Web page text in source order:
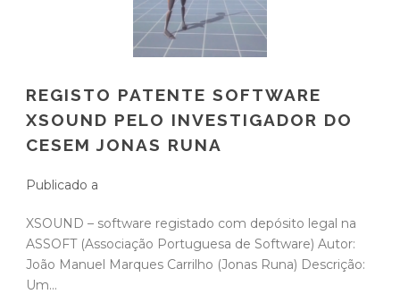
REGISTO PATENTE SOFTWARE
XSOUND PELO INVESTIGADOR DO
CESEM JONAS RUNA
Publicado a
XSOUND – software registado com depósito legal na
ASSOFT (Associação Portuguesa de Software) Autor:
João Manuel Marques Carrilho (Jonas Runa) Descrição:
Um...